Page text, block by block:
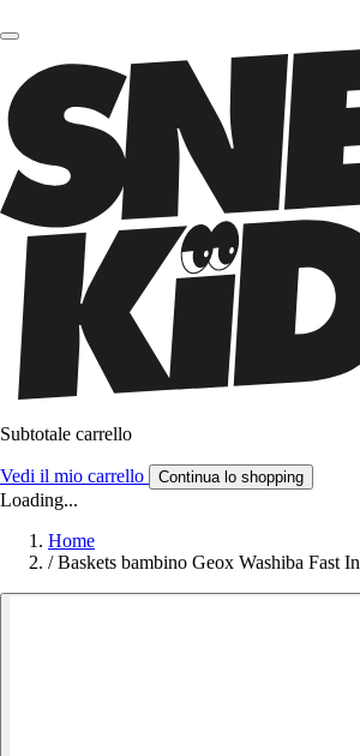
Subtotale carrello
Vedi il mio carrello Continua lo shopping
Loading...
Home
/ Baskets bambino Geox Washiba Fast In